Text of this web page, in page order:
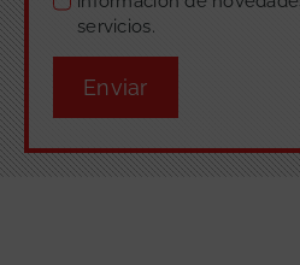
servicios.
Enviar